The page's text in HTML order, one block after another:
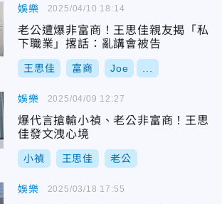
娛樂
老公遭爆非富商！王思佳親友揭「私
下職業」撂話：亂講會被告
王思佳 富商 Joe
2025/04/10 18:14
娛樂
爆代言搶輸小禎、老公非富商！王思
佳發文洩心境
小禎 王思佳 老公
2025/04/09 12:27
娛樂 2025/03/18 17:55